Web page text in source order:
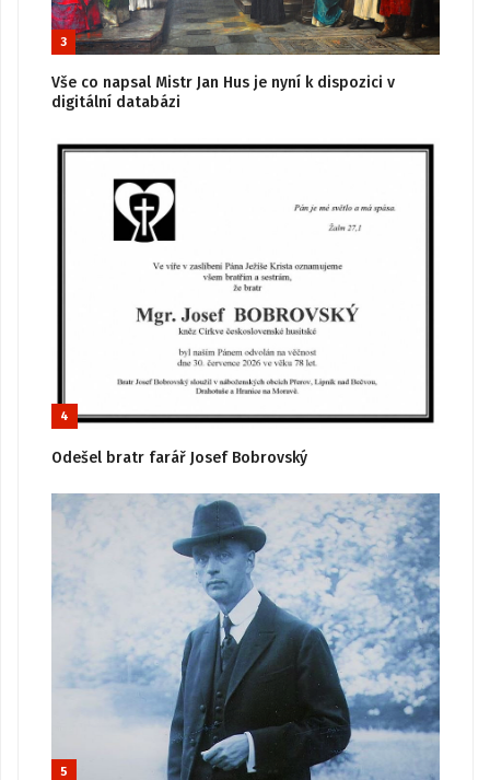
3
Vše co napsal Mistr Jan Hus je nyní k dispozici v
digitální databázi
4
Odešel bratr farář Josef Bobrovský
5